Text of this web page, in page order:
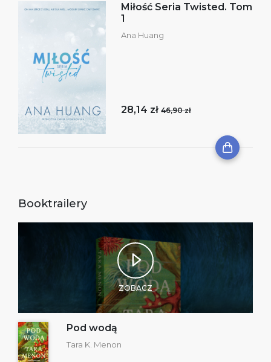
Miłość Seria Twisted. Tom
1
Ana Huang
28,14 zł 46,90 zł
Booktrailery
ZOBACZ
Pod wodą
Tara K. Menon